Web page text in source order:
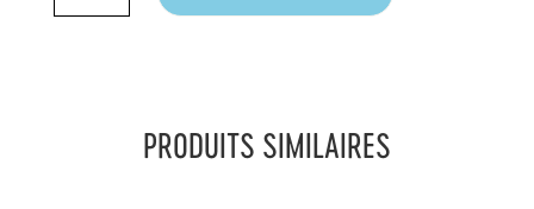
VALISETTE
PRODUITS SIMILAIRES